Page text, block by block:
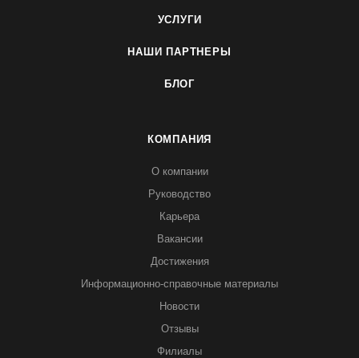
УСЛУГИ
НАШИ ПАРТНЕРЫ
БЛОГ
КОМПАНИЯ
О компании
Руководство
Карьера
Вакансии
Достижения
Информационно-справочные материалы
Новости
Отзывы
Филиалы